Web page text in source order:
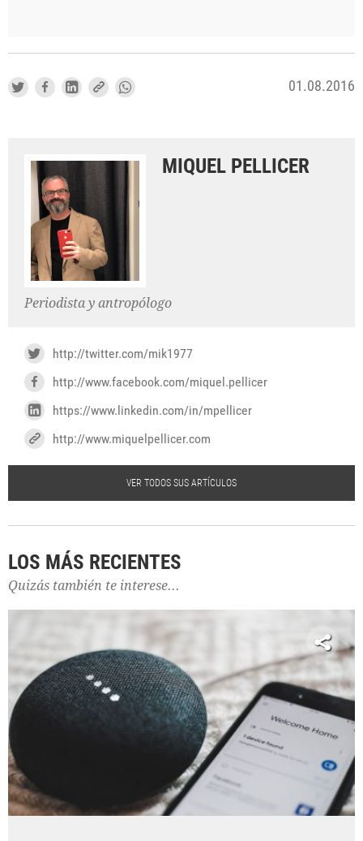
01.08.2016
MIQUEL PELLICER
Periodista y antropólogo
http://twitter.com/mik1977
http://www.facebook.com/miquel.pellicer
https://www.linkedin.com/in/mpellicer
http://www.miquelpellicer.com
VER TODOS SUS ARTÍCULOS
LOS MÁS RECIENTES
Quizás también te interese...